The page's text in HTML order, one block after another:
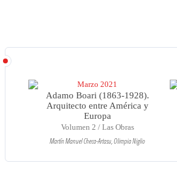
Marzo 2021
Adamo Boari (1863-1928).
Arquitecto entre América y
Europa
Volumen 2 / Las Obras
Martín Manuel Checa-Artasu, Olimpia Niglio